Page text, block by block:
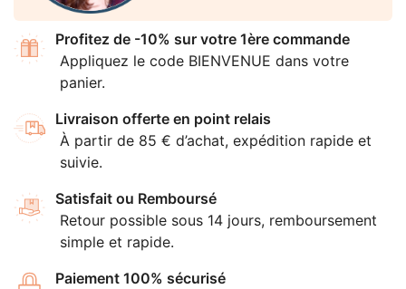
Profitez de -10% sur votre 1ère commande
Appliquez le code BIENVENUE dans votre
panier.
Livraison offerte en point relais
À partir de 85 € d’achat, expédition rapide et
suivie.
Satisfait ou Remboursé
Retour possible sous 14 jours, remboursement
simple et rapide.
Paiement 100% sécurisé